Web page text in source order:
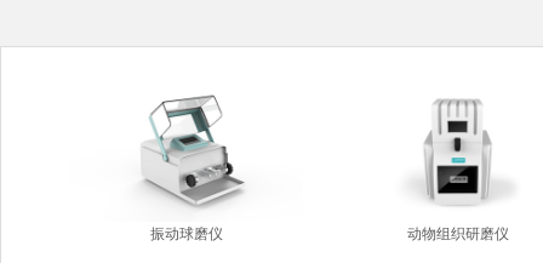
振动球磨仪 动物组织研磨仪